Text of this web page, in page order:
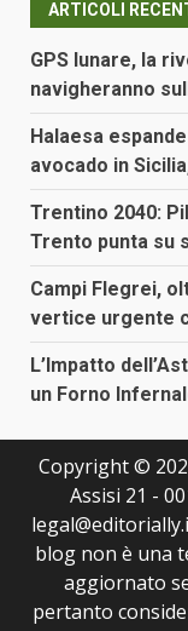
ARTICOLI
GPS lunare, la
navigheranno
Halaesa
avocado in
Trentino 2040:
Trento punta su
Campi Flegrei,
vertice urgente
L’Impatto
un Forno
Copyright ©
Assisi 21 -
blog non è una
aggiornato
pertanto